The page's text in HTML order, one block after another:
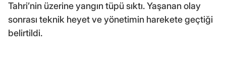
Tahri’nin üzerine yangın tüpü sıktı. Yaşanan olay
sonrası teknik heyet ve yönetimin harekete geçtiği
belirtildi.